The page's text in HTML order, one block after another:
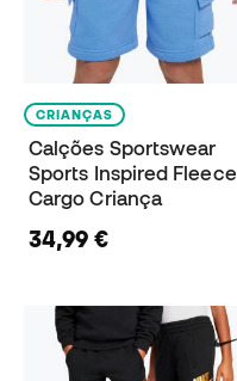
CRIANÇAS
Calções Sportswear
Sports Inspired Fleece
Cargo Criança
34,99 €